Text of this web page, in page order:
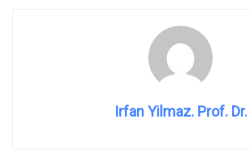
Irfan Yilmaz. Prof. Dr.